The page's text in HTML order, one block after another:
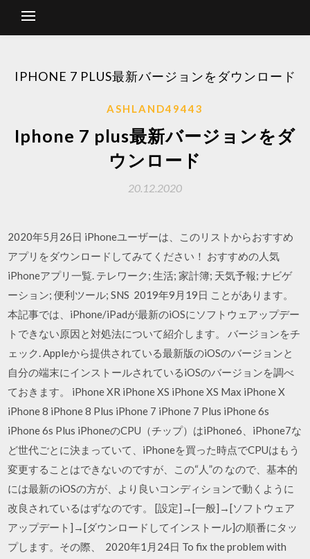
IPHONE 7 PLUS最新バージョンをダウンロード
ASHLAND49443
Iphone 7 plus最新バージョンをダ
ウンロード
20.12.2020
2020年5月26日 iPhoneユーザーは、このリストからおすすめ
アプリをダウンロードしてみてください！ おすすめの人気
iPhoneアプリ一覧. テレワーク; 生活; 家計簿; 天気予報; ナビゲ
ーション; 便利ツール; SNS 2019年9月19日 ことがあります。
本記事では、iPhone/iPadが最新のiOSにソフトウェアップデー
トできない原因と対処法について紹介します。 バージョンをチ
ェック. Appleから提供されている最新版のiOSのバージョンと
自分の端末にインストールされているiOSのバージョンを調べ
ておきます。 iPhone XR iPhone XS iPhone XS Max iPhone X
iPhone 8 iPhone 8 Plus iPhone 7 iPhone 7 Plus iPhone 6s
iPhone 6s Plus iPhoneのCPU（チップ）はiPhone6、iPhone7な
ど世代ごとに決まっていて、iPhoneを買った時点でCPUはもう
変更することはできないのですが、この“人”の なので、基本的
には最新のiOSの方が、より良いコンディションで動くように
改良されているはずなのです。 [設定]→[一般]→[ソフトウェア
アップデート]→[ダウンロードしてインストール]の順番にタッ
プします。その際、 2020年1月24日 To fix the problem with